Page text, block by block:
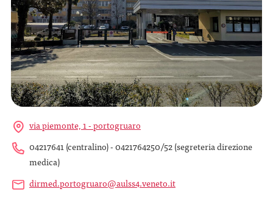
via piemonte, 1 - portogruaro
04217641 (centralino) - 0421764250/52 (segreteria direzione
medica)
dirmed.portogruaro@aulss4.veneto.it